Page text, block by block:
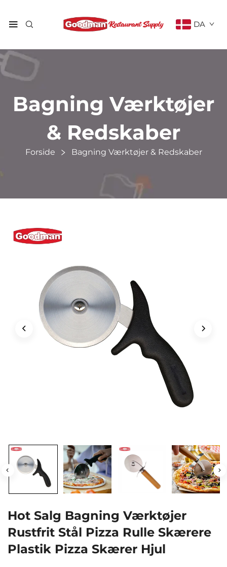
DA
Bagning Værktøjer
& Redskaber
Forside Bagning Værktøjer & Redskaber
Hot Salg Bagning Værktøjer
Rustfrit Stål Pizza Rulle Skærere
Plastik Pizza Skærer Hjul